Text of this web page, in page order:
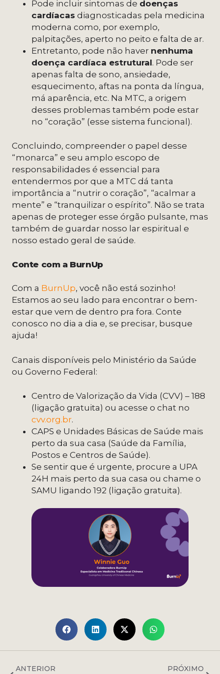
Pode incluir sintomas de doenças
cardíacas diagnosticadas pela medicina
moderna como, por exemplo,
palpitações, aperto no peito e falta de ar.
Entretanto, pode não haver nenhuma
doença cardíaca estrutural. Pode ser
apenas falta de sono, ansiedade,
esquecimento, aftas na ponta da língua,
má aparência, etc. Na MTC, a origem
desses problemas também pode estar
no “coração” (esse sistema funcional).
Concluindo, compreender o papel desse
“monarca” e seu amplo escopo de
responsabilidades é essencial para
entendermos por que a MTC dá tanta
importância a “nutrir o coração”, “acalmar a
mente” e “tranquilizar o espírito”. Não se trata
apenas de proteger esse órgão pulsante, mas
também de guardar nosso lar espiritual e
nosso estado geral de saúde.
Conte com a BurnUp
Com a BurnUp, você não está sozinho!
Estamos ao seu lado para encontrar o bem-
estar que vem de dentro pra fora. Conte
conosco no dia a dia e, se precisar, busque
ajuda!
Canais disponíveis pelo Ministério da Saúde
ou Governo Federal:
Centro de Valorização da Vida (CVV) – 188
(ligação gratuita) ou acesse o chat no
cvv.org.br.
CAPS e Unidades Básicas de Saúde mais
perto da sua casa (Saúde da Família,
Postos e Centros de Saúde).
Se sentir que é urgente, procure a UPA
24H mais perto da sua casa ou chame o
SAMU ligando 192 (ligação gratuita).
ANTERIOR PRÓXIMO